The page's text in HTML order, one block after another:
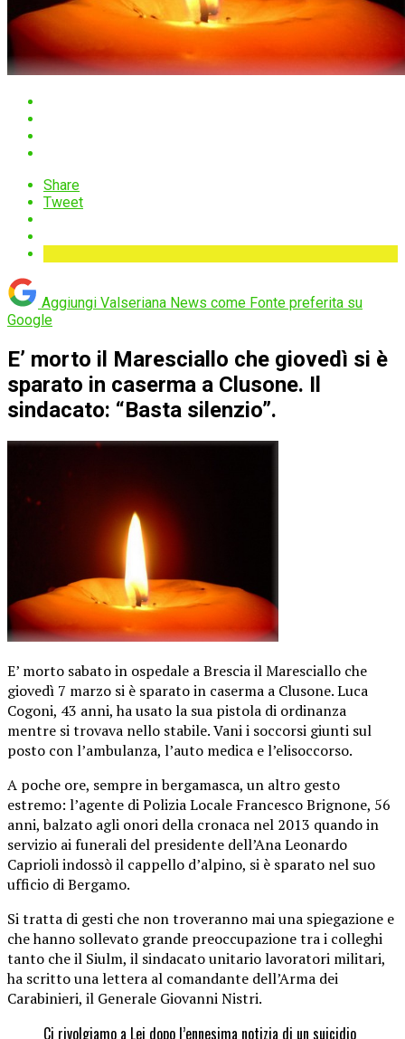
Share
Tweet
Aggiungi Valseriana News come Fonte preferita su
Google
E’ morto il Maresciallo che giovedì si è
sparato in caserma a Clusone. Il
sindacato: “Basta silenzio”.
E’ morto sabato in ospedale a Brescia il Maresciallo che
giovedì 7 marzo si è sparato in caserma a Clusone. Luca
Cogoni, 43 anni, ha usato la sua pistola di ordinanza
mentre si trovava nello stabile. Vani i soccorsi giunti sul
posto con l’ambulanza, l’auto medica e l’elisoccorso.
A poche ore, sempre in bergamasca, un altro gesto
estremo: l’agente di Polizia Locale Francesco Brignone, 56
anni, balzato agli onori della cronaca nel 2013 quando in
servizio ai funerali del presidente dell’Ana Leonardo
Caprioli indossò il cappello d’alpino, si è sparato nel suo
ufficio di Bergamo.
Si tratta di gesti che non troveranno mai una spiegazione e
che hanno sollevato grande preoccupazione tra i colleghi
tanto che il Siulm, il sindacato unitario lavoratori militari,
ha scritto una lettera al comandante dell’Arma dei
Carabinieri, il Generale Giovanni Nistri.
Ci rivolgiamo a Lei dopo l’ennesima notizia di un suicidio